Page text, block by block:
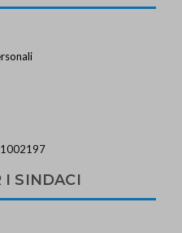
I SINDACI